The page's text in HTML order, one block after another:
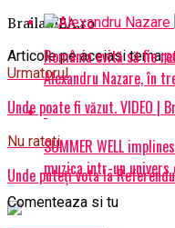
BrailaMEA.ro
Articole pe aceiasi tema:
Urmatorul
Unde poate fi văzut. VIDEO |
Nu ratati
Unde puteți vota la
România evită să fie
Alexandru Nazare, în
SUMMER WELL
muzica intr-un
Comenteaza si tu